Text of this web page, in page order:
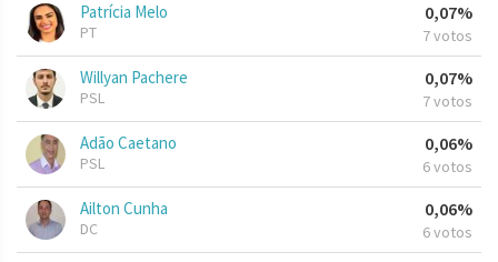
Patrícia Melo
PT
0,07%
7 votos
Willyan Pachere
PSL
0,07%
7 votos
Adão Caetano
PSL
0,06%
6 votos
Ailton Cunha
DC
0,06%
6 votos